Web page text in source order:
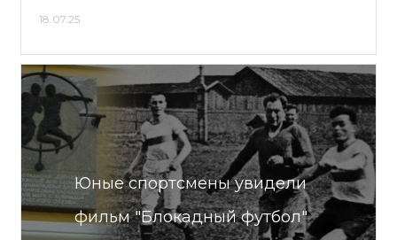
18.07.25
Юные спортсмены увидели
фильм "Блокадный футбол"